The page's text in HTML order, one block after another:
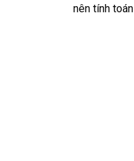
nên tính toán